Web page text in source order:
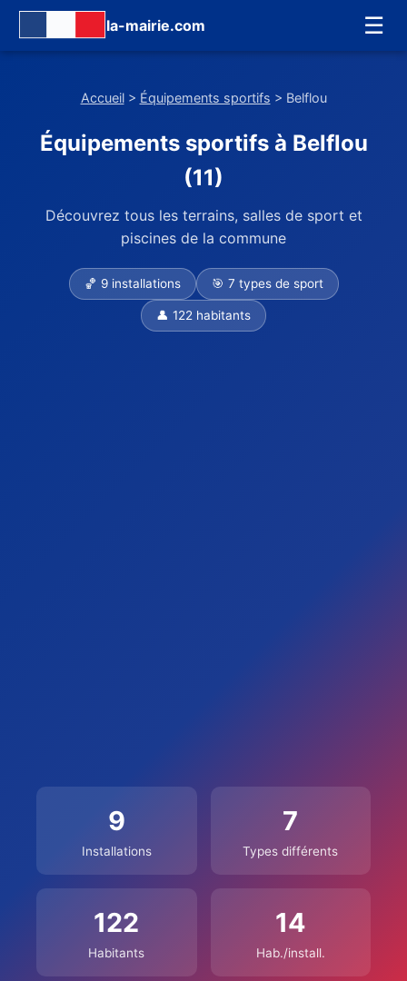
la-mairie.com ☰
Accueil> Équipements sportifs > Belflou
Équipements sportifs à Belflou
(11)
Découvrez tous les terrains, salles de sport et
piscines de la commune
🏀 9 installations 🎯 7 types de sport
👤 122 habitants
9
Installations
7
Types différents
122
Habitants
14
Hab./install.